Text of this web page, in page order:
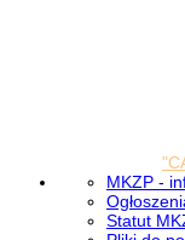
MKZP -
Statut